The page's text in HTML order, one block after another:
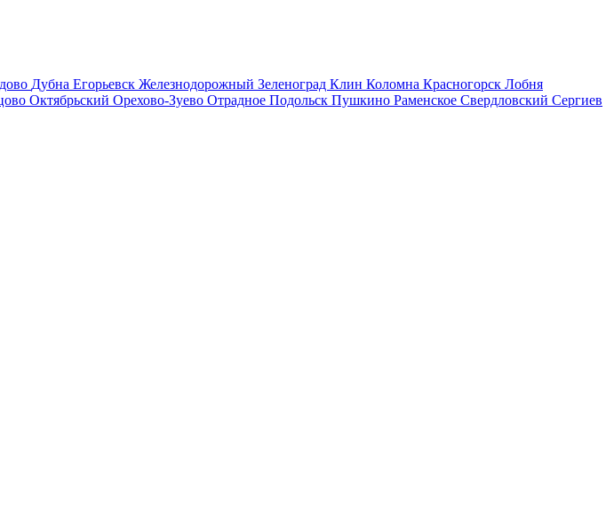
Дубна Егорьевск Железнодорожный Зеленоград Клин Коломна Красногорск Лобня
Октябрьский Орехово-Зуево Отрадное Подольск Пушкино Раменское Свердловский Сергиев